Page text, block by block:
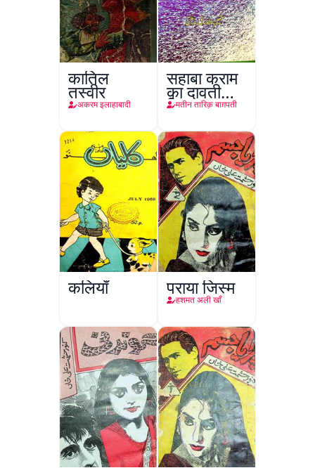
कातिल
तस्वीर
अकरम इलाहाबादी
सहाबा कराम
का दावती
किरदार
मतीन तारिक़ बाग़पती
कलियाँ पराया जिस्म
हशमत अली खाँ